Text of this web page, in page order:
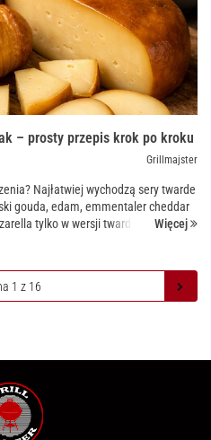
– prosty przepis krok po kroku
Grillmajster
Najłatwiej wychodzą sery twarde
Więcej